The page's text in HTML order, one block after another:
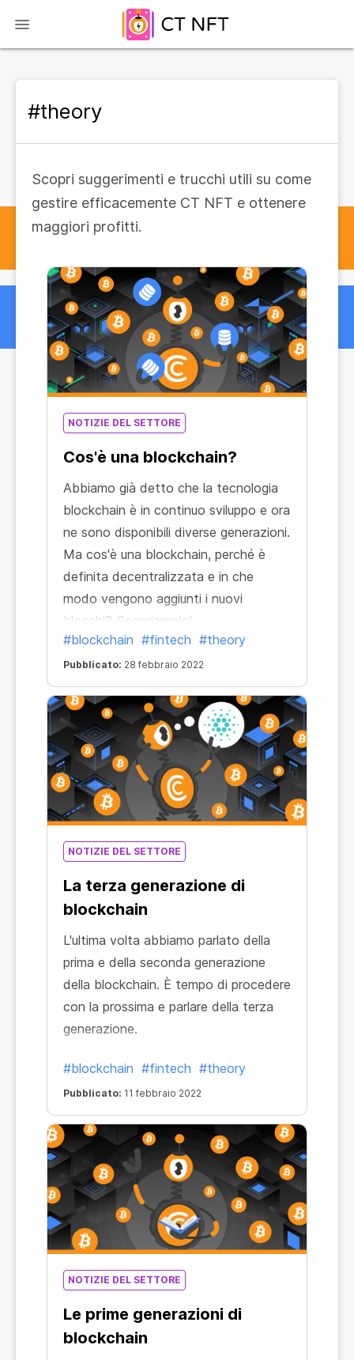
#theory
Scopri suggerimenti e trucchi utili su come
gestire efficacemente CT NFT e ottenere
maggiori profitti.
NOTIZIE DEL SETTORE
Cos'è una blockchain?
Abbiamo già detto che la tecnologia
blockchain è in continuo sviluppo e ora
ne sono disponibili diverse generazioni.
Ma cos'è una blockchain, perché è
definita decentralizzata e in che
modo vengono aggiunti i nuovi
blocchi? Scopriamolo!
#blockchain #fintech #theory
Pubblicato: 28 febbraio 2022
NOTIZIE DEL SETTORE
La terza generazione di
blockchain
L'ultima volta abbiamo parlato della
prima e della seconda generazione
della blockchain. È tempo di procedere
con la prossima e parlare della terza
generazione.
#blockchain #fintech #theory
Pubblicato: 11 febbraio 2022
NOTIZIE DEL SETTORE
Le prime generazioni di
blockchain